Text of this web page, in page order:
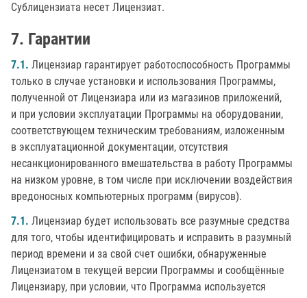
Сублицензиата несет Лицензиат.
Гарантии
7.1. Лицензиар гарантирует работоспособность Программы
только в случае установки и использования Программы,
полученной от Лицензиара или из магазинов приложений,
и при условии эксплуатации Программы на оборудовании,
соответствующем техническим требованиям, изложенным
в эксплуатационной документации, отсутствия
несанкционированного вмешательства в работу Программы
на низком уровне, в том числе при исключении воздействия
вредоносных компьютерных программ (вирусов).
7.1. Лицензиар будет использовать все разумные средства
для того, чтобы идентифицировать и исправить в разумный
период времени и за свой счет ошибки, обнаруженные
Лицензиатом в текущей версии Программы и сообщённые
Лицензиару, при условии, что Программа используется